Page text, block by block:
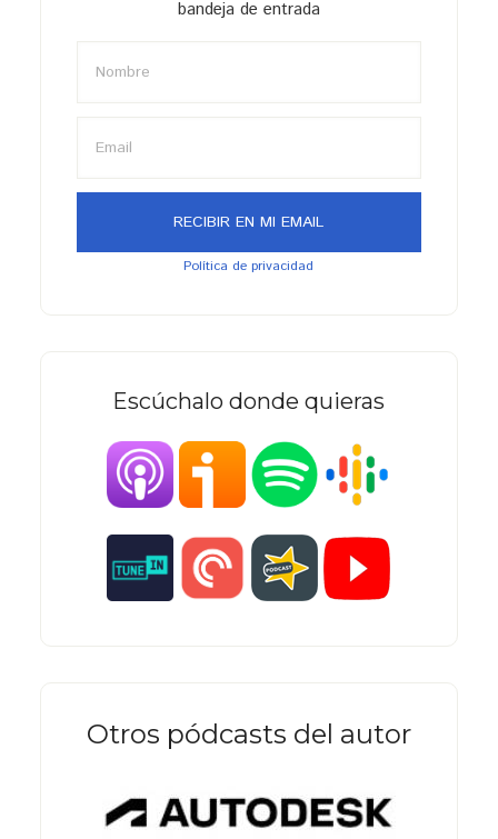
bandeja de entrada
Política de privacidad
Escúchalo donde quieras
Otros pódcasts del autor